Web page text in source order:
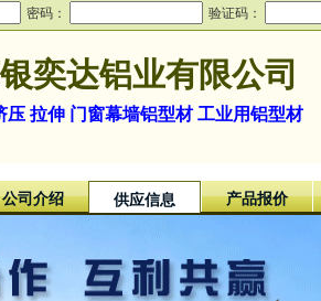
密码： 验证码：
奕达铝业有限公司
压 拉伸 门窗幕墙铝型材 工业用铝型材
公司介绍 供应信息 产品报价